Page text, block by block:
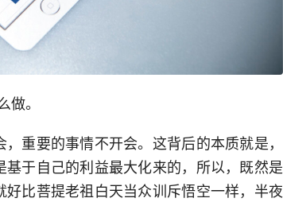
。
重要的事情不开会。这背后的本质就是，
于自己的利益最大化来的，所以，既然是
比菩提老祖白天当众训斥悟空一样，半夜